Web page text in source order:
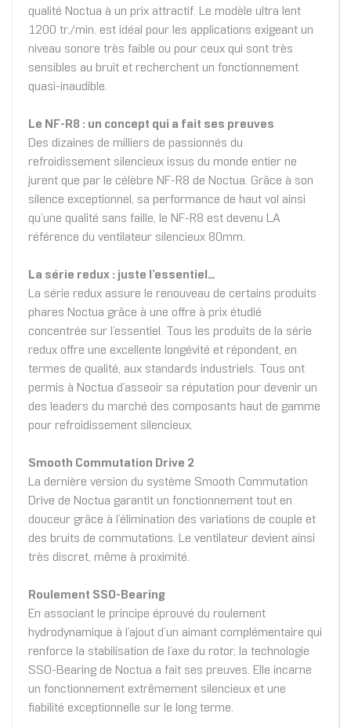
qualité Noctua à un prix attractif. Le modèle ultra lent
1200 tr./min. est idéal pour les applications exigeant un
niveau sonore très faible ou pour ceux qui sont très
sensibles au bruit et recherchent un fonctionnement
quasi-inaudible.
Le NF-R8 : un concept qui a fait ses preuves
Des dizaines de milliers de passionnés du
refroidissement silencieux issus du monde entier ne
jurent que par le célèbre NF-R8 de Noctua. Grâce à son
silence exceptionnel, sa performance de haut vol ainsi
qu’une qualité sans faille, le NF-R8 est devenu LA
référence du ventilateur silencieux 80mm.
La série redux : juste l’essentiel…
La série redux assure le renouveau de certains produits
phares Noctua grâce à une offre à prix étudié
concentrée sur l’essentiel. Tous les produits de la série
redux offre une excellente longévité et répondent, en
termes de qualité, aux standards industriels. Tous ont
permis à Noctua d’asseoir sa réputation pour devenir un
des leaders du marché des composants haut de gamme
pour refroidissement silencieux.
Smooth Commutation Drive 2
La dernière version du système Smooth Commutation
Drive de Noctua garantit un fonctionnement tout en
douceur grâce à l’élimination des variations de couple et
des bruits de commutations. Le ventilateur devient ainsi
très discret, même à proximité.
Roulement SSO-Bearing
En associant le principe éprouvé du roulement
hydrodynamique à l’ajout d’un aimant complémentaire qui
renforce la stabilisation de l’axe du rotor, la technologie
SSO-Bearing de Noctua a fait ses preuves. Elle incarne
un fonctionnement extrêmement silencieux et une
fiabilité exceptionnelle sur le long terme.